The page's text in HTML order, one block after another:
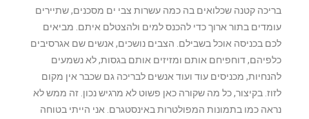
בריכה קטנה שכלואים בה כמה עשרות צבי ים מסכנים, שתיירים
עומדים בתור ארוך כדי להכנס למים ולהצטלם איתם. מביאים
לכם בכניסה אוכל בשבילם. הצבים נושכים, אנשים שם אגרסיבים
כלפיהם, דוחפיחם אותם ומזיזים אותם בגסות, לא נשמעים
להנחיות, מכניסים עוד ועוד אנשים לבריכה גם שכבר אין מקום
לזוז. בקיצור, כל מה שקורה כאן פשוט לא מרגיש נכון. זה ממש לא
נראה כמו בתמונות המפולטרות באינסטגרם. אני הייתי בטוחה